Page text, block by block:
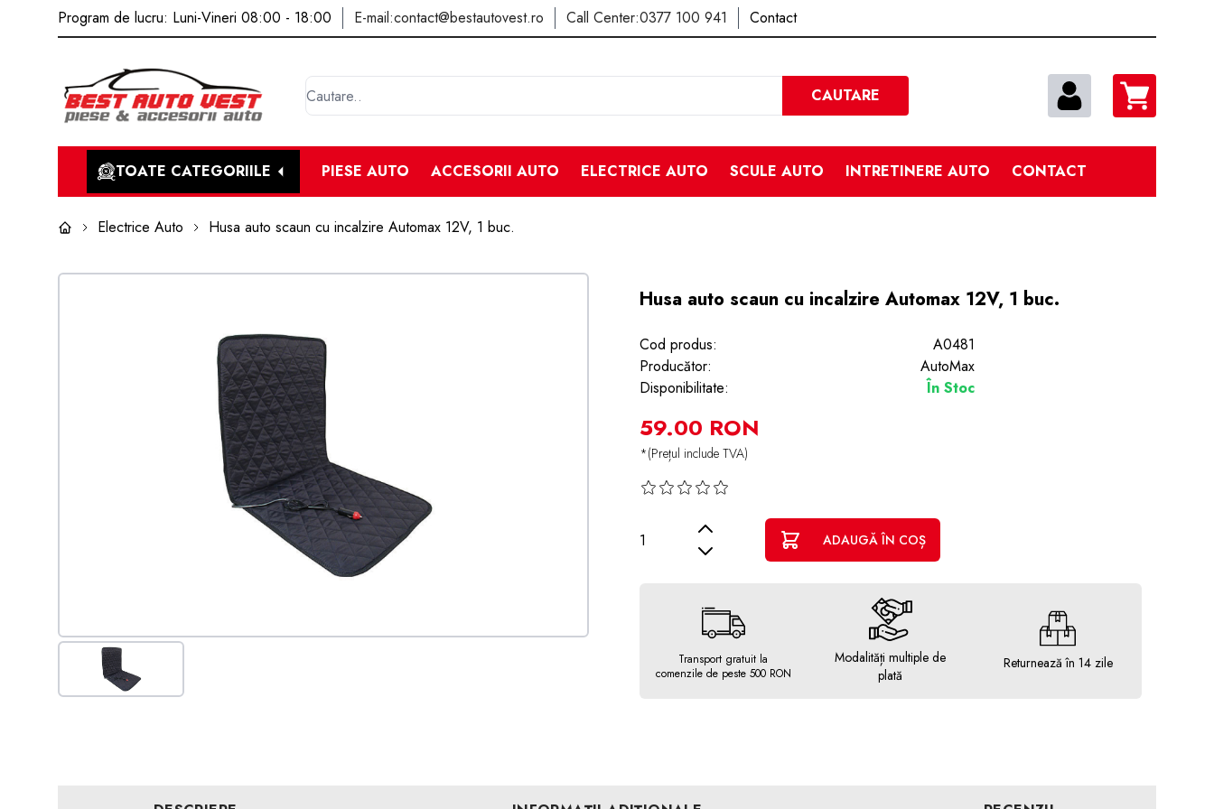
Program de lucru: Luni-Vineri 08:00 - 18:00 E-mail:contact@bestautovest.ro Call Center:0377 100 941 Contact
Cautare
CAUTARE
TOATE CATEGORIILE PIESE AUTO ACCESORII AUTO ELECTRICE AUTO SCULE AUTO INTRETINERE AUTO CONTACT
Electrice Auto Husa auto scaun cu incalzire Automax 12V, 1 buc.
Husa auto scaun cu incalzire Automax 12V, 1 buc.
Cod produs:
A0481
Producător:
AutoMax
Disponibilitate:
În Stoc
59.00 RON
*(Prețul include TVA)
ADAUGĂ ÎN COȘ
Transport gratuit la
comenzile de peste 500 RON
Modalități multiple de
plată
Returnează în 14 zile